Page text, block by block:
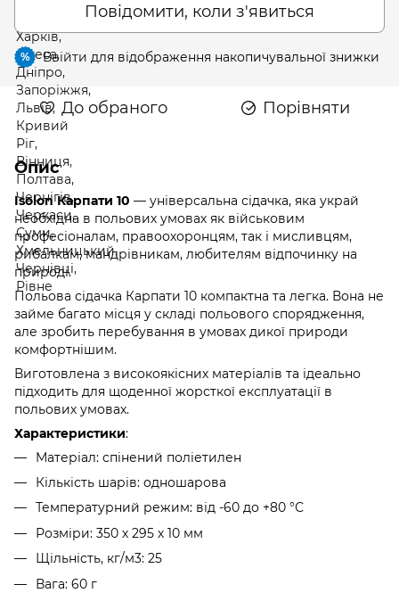
Повідомити, коли з'явиться
% Ввійти для відображення накопичувальної знижки
До обраного Порівняти
Опис
Isolon Карпати 10 — універсальна сідачка, яка украй
необхідна в польових умовах як військовим
професіоналам, правоохоронцям, так і мисливцям,
рибалкам, мандрівникам, любителям відпочинку на
природі.
Польова сідачка Карпати 10 компактна та легка. Вона не
займе багато місця у складі польового спорядження,
але зробить перебування в умовах дикої природи
комфортнішим.
Виготовлена з високоякісних матеріалів та ідеально
підходить для щоденної жорсткої експлуатації в
польових умовах.
Характеристики:
Матеріал: спінений поліетилен
Кількість шарів: одношарова
Температурний режим: від -60 до +80 °С
Розміри: 350 х 295 х 10 мм
Щільність, кг/м3: 25
Вага: 60 г